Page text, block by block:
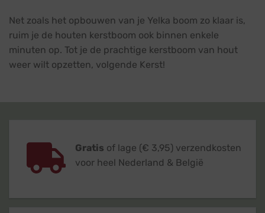
Net zoals het opbouwen van je Yelka boom zo klaar is,
ruim je de houten kerstboom ook binnen enkele
minuten op. Tot je de prachtige kerstboom van hout
weer wilt opzetten, volgende Kerst!
Gratis of lage (€ 3,95) verzendkosten
voor heel Nederland & België